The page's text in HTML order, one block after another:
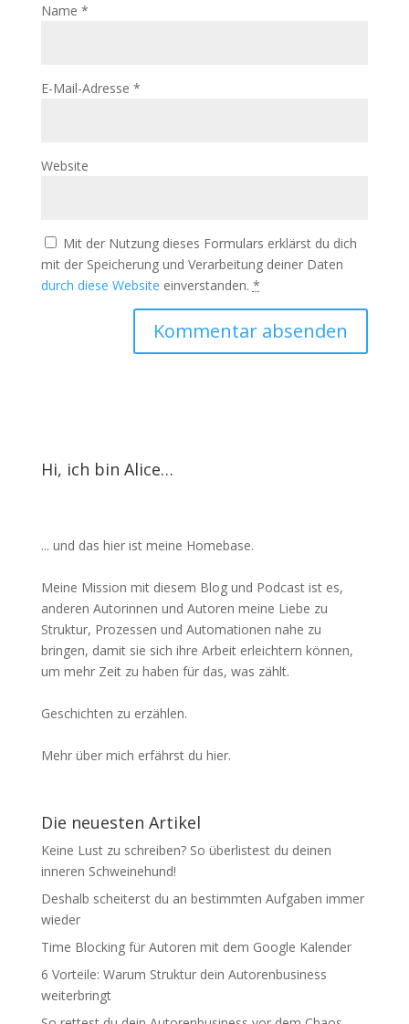
Name *
E-Mail-Adresse *
Website
Mit der Nutzung dieses Formulars erklärst du dich
mit der Speicherung und Verarbeitung deiner Daten
durch diese Website einverstanden. *
Hi, ich bin Alice…
... und das hier ist meine Homebase.
Meine Mission mit diesem Blog und Podcast ist es,
anderen Autorinnen und Autoren meine Liebe zu
Struktur, Prozessen und Automationen nahe zu
bringen, damit sie sich ihre Arbeit erleichtern können,
um mehr Zeit zu haben für das, was zählt.
Geschichten zu erzählen.
Mehr über mich erfährst du hier.
Die neuesten Artikel
Keine Lust zu schreiben? So überlistest du deinen
inneren Schweinehund!
Deshalb scheiterst du an bestimmten Aufgaben immer
wieder
Time Blocking für Autoren mit dem Google Kalender
6 Vorteile: Warum Struktur dein Autorenbusiness
weiterbringt